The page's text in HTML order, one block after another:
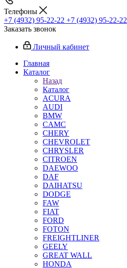
Телефоны
+7 (4932) 95-22-22 +7 (4932) 95-22-22
Заказать звонок
Личный кабинет
Главная
Каталог
Назад
Каталог
ACURA
AUDI
BMW
CAMC
CHERY
CHEVROLET
CHRYSLER
CITROEN
DAEWOO
DAF
DAIHATSU
DODGE
FAW
FIAT
FORD
FOTON
FREIGHTLINER
GEELY
GREAT WALL
HONDA